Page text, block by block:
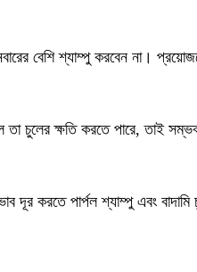
বেশি শ্যাম্পু করবেন না।
তা চুলের ক্ষতি করতে পারে, তাই
দূর করতে পার্পল শ্যাম্পু এবং বাদামি